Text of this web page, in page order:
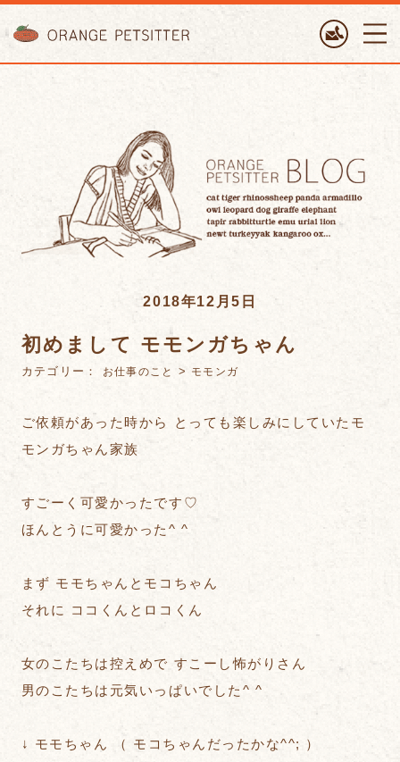
2018年12月5日
初めまして モモンガちゃん
カテゴリー： お仕事のこと > モモンガ
ご依頼があった時から とっても楽しみにしていたモ
モンガちゃん家族
すごーく可愛かったです♡
ほんとうに可愛かった^ ^
まず モモちゃんとモコちゃん
それに ココくんとロコくん
女のこたちは控えめで すこーし怖がりさん
男のこたちは元気いっぱいでした^ ^
↓ モモちゃん （ モコちゃんだったかな^^; ）